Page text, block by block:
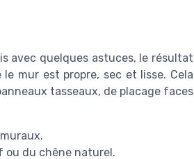
avec quelques astuces, le résultat
mur est propre, sec et lisse. Cela
tasseaux, de placage faces
ou du chêne naturel.